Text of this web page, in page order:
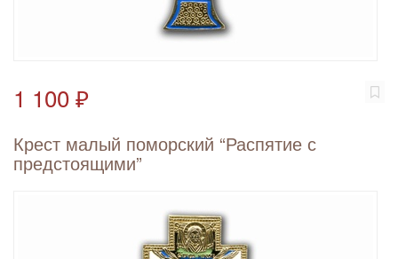
1 100 ₽
Крест малый поморский “Распятие с
предстоящими”